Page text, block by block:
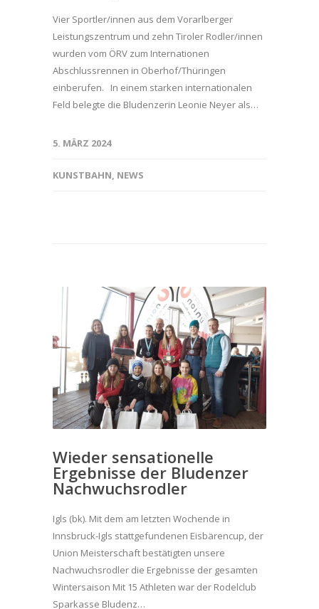
Vier Sportler/innen aus dem Vorarlberger
Leistungszentrum und zehn Tiroler Rodler/innen
wurden vom ÖRV zum Internationen
Abschlussrennen in Oberhof/Thüringen
einberufen. In einem starken internationalen
Feld belegte die Bludenzerin Leonie Neyer als…
5. MÄRZ 2024
KUNSTBAHN, NEWS
Wieder sensationelle
Ergebnisse der Bludenzer
Nachwuchsrodler
Igls (bk). Mit dem am letzten Wochende in
Innsbruck-Igls stattgefundenen Eisbärencup, der
Union Meisterschaft bestätigten unsere
Nachwuchsrodler die Ergebnisse der gesamten
Wintersaison Mit 15 Athleten war der Rodelclub
Sparkasse Bludenz…